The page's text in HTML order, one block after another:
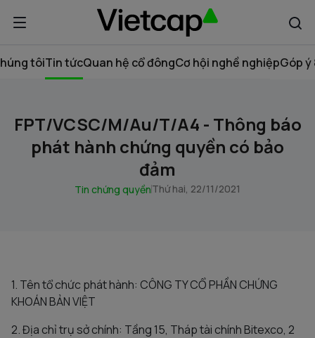
tôiTin tứcQuan hệ cổ đôngCơ hội nghề nghiệpGóp ý
FPT/VCSC/M/Au/T/A4 - Thông báo
phát hành chứng quyền có bảo
đảm
Tin chứng quyềnThứ hai, 22/11/2021
1. Tên tổ chức phát hành: CÔNG TY CỔ PHẦN CHỨNG
KHOÁN BẢN VIỆT
2. Địa chỉ trụ sở chính: Tầng 15, Tháp tài chính Bitexco, 2